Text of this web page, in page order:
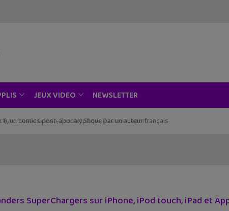
JEUX VIDEO NEWSLETTER
musée Grévin, Zoo Art Show, Passion Japon…
SuperChargers sur iPhone, iPod touch, iPad et